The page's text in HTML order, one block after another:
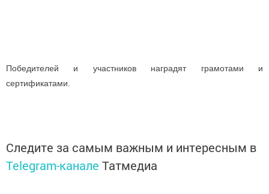
Победителей и участников наградят грамотами и
сертификатами.
Следите за самым важным и интересным в
Telegram-канале Татмедиа